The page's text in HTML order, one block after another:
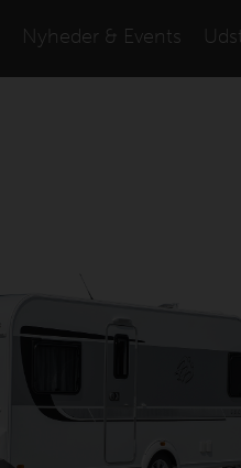
Nyheder & Events